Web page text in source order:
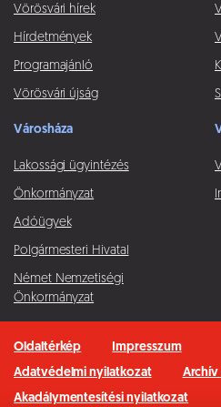
Vörösvári hírek
Hírdetmények
Programajánló
Vörösvári újság
Városháza
Lakossági ügyintézés
Önkormányzat
Adóügyek
Polgármesteri Hivatal
Német Nemzetiségi
Önkormányzat
Oldaltérkép
Impresszum
Adatvédelmi nyilatkozat
Akadálymentesítési nyilatkozat